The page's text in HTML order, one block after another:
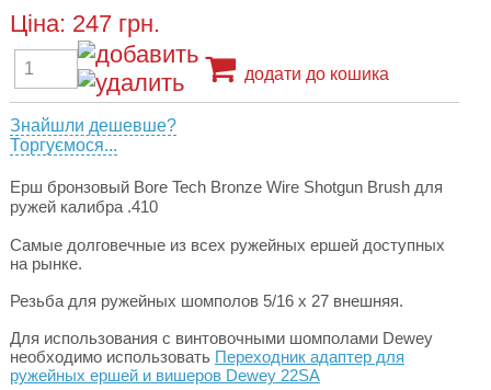
Ціна: 247 грн.
додати до кошика
Знайшли дешевше?
Торгуємося...
Ерш бронзовый Bore Tech Bronze Wire Shotgun Brush для
ружей калибра .410
Самые долговечные из всех ружейных ершей доступных
на рынке.
Резьба для ружейных шомполов 5/16 x 27 внешняя.
Для использования с винтовочными шомполами Dewey
необходимо использовать Переходник адаптер для
ружейных ершей и вишеров Dewey 22SA